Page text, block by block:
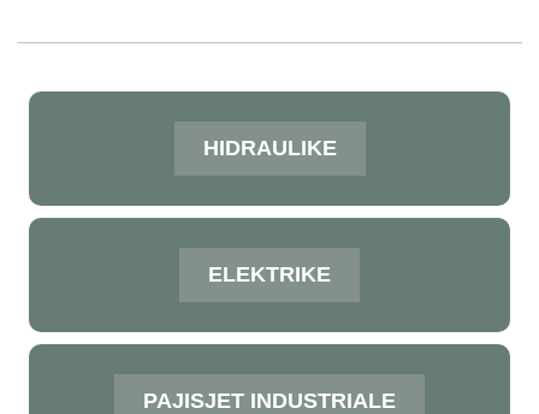
HIDRAULIKE
ELEKTRIKE
PAJISJET INDUSTRIALE